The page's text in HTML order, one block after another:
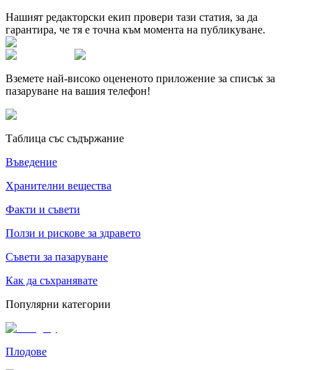
Нашият редакторски екип провери тази статия, за да
гарантира, че тя е точна към момента на публикуване.
Вземете най-високо оцененото приложение за списък за
пазаруване на вашия телефон!
Таблица със съдържание
Въведение
Хранителни вещества
Факти и съвети
Ползи и рискове за здравето
Съвети за пазаруване
Как да съхранявате
Популярни категории
Плодове